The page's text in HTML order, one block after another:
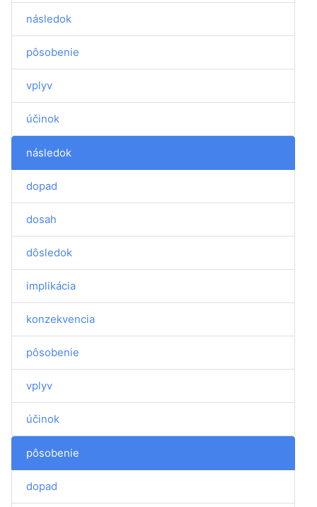
následok
pôsobenie
vplyv
účinok
následok
dopad
dosah
dôsledok
implikácia
konzekvencia
pôsobenie
vplyv
účinok
pôsobenie
dopad